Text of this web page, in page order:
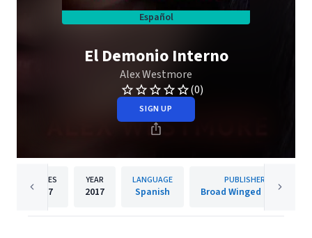
Español
El Demonio Interno
Alex Westmore
(0)
SIGN UP
PAGES
197
YEAR
2017
LANGUAGE
Spanish
PUBLISHER
Broad Winged Books